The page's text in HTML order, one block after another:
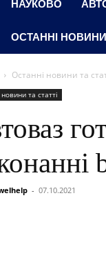
НАУКОВО
ОСТАННІ НОВИНИ
Останні новини та
та статті
- 07.10.2021